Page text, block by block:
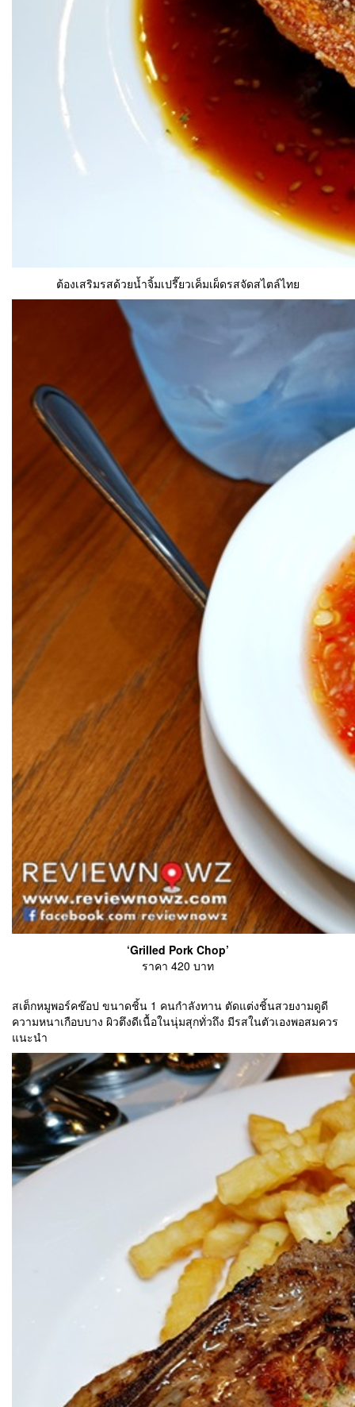
ต้องเสริมรสด้วยน้ำจิ้มเปรี๊ยวเค็มเผ็ดรสจัดสไตล์ไทย
‘Grilled Pork Chop’
ราคา 420 บาท
สเต็กหมูพอร์คช๊อป ขนาดชิ้น 1 คนกำลังทาน ตัดแต่งชิ้นสวยงามดูดี
ความหนาเกือบบาง ผิวตึงดีเนื้อในนุ่มสุกทั่วถึง มีรสในตัวเองพอสมควร
แนะนำ